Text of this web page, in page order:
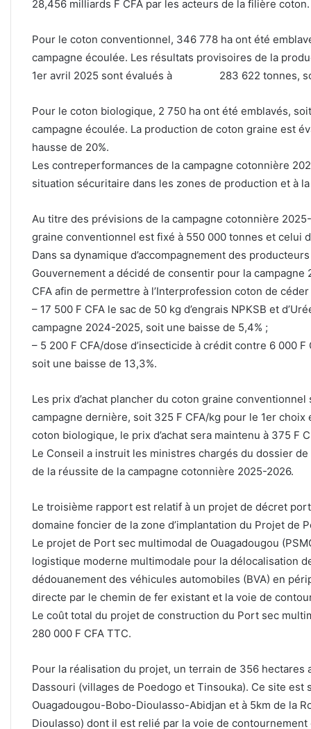
28,456 milliards F CFA par les acteurs de la filière coton.
Pour le coton conventionnel, 346 778 ha ont été
campagne écoulée. Les résultats provisoires de la
1er avril 2025 sont évalués à 283 622 tonnes,
Pour le coton biologique, 2 750 ha ont été emblavés,
campagne écoulée. La production de coton
hausse de 20%.
Les contreperformances de la campagne cotonnière
situation sécuritaire dans les zones de production et à
Au titre des prévisions de la campagne cotonnière
graine conventionnel est fixé à 550 000 tonnes et celui
Dans sa dynamique d’accompagnement des
Gouvernement a décidé de consentir pour la
CFA afin de permettre à l’Interprofession coton de
– 17 500 F CFA le sac de 50 kg d’engrais NPKSB et
campagne 2024-2025, soit une baisse de 5,4% ;
– 5 200 F CFA/dose d’insecticide à crédit contre 6 000
soit une baisse de 13,3%.
Les prix d’achat plancher du coton graine
campagne dernière, soit 325 F CFA/kg pour le 1er
coton biologique, le prix d’achat sera maintenu à 375 F
Le Conseil a instruit les ministres chargés du dossier
de la réussite de la campagne cotonnière 2025-2026.
Le troisième rapport est relatif à un projet de décret
domaine foncier de la zone d’implantation du Projet de
Le projet de Port sec multimodal de Ouagadougou
logistique moderne multimodale pour la délocalisation
dédouanement des véhicules automobiles (BVA) en
directe par le chemin de fer existant et la voie de
Le coût total du projet de construction du Port sec
280 000 F CFA TTC.
Pour la réalisation du projet, un terrain de 356 hectares
Dassouri (villages de Poedogo et Tinsouka). Ce site
Ouagadougou-Bobo-Dioulasso-Abidjan et à 5km de la
Dioulasso) dont il est relié par la voie de